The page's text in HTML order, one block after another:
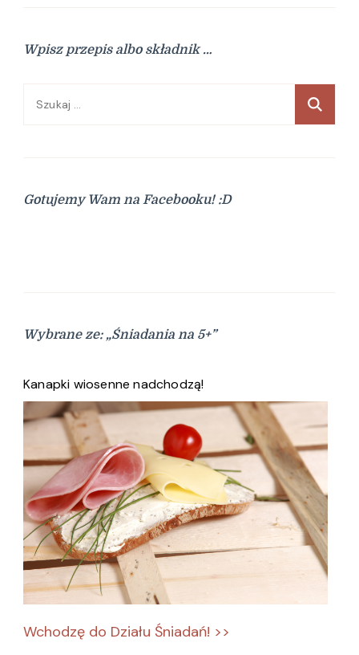
Wpisz przepis albo składnik …
Szukaj:
Gotujemy Wam na Facebooku! :D
Wybrane ze: „Śniadania na 5+”
Kanapki wiosenne nadchodzą!
Wchodzę do Działu Śniadań! >>